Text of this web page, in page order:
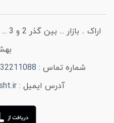
شماره تماس : ----- 09181614054
آدرس ایمیل :